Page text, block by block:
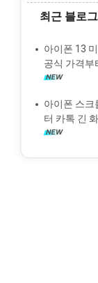
갤럭시에서
라이브 사진
iCloud와
최근 블로그
아이폰 13
공식 가격부
아이폰 스크
터 카톡 긴